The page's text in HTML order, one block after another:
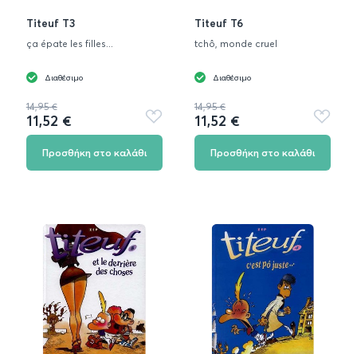
Titeuf T3
ça épate les filles...
Διαθέσιμο
14,95 €
11,52 €
Προσθήκη
στα
Προσθήκη στο καλάθι
Titeuf T6
tchô, monde cruel
Διαθέσιμο
14,95 €
11,52 €
στα
Προσθήκη στο καλάθι